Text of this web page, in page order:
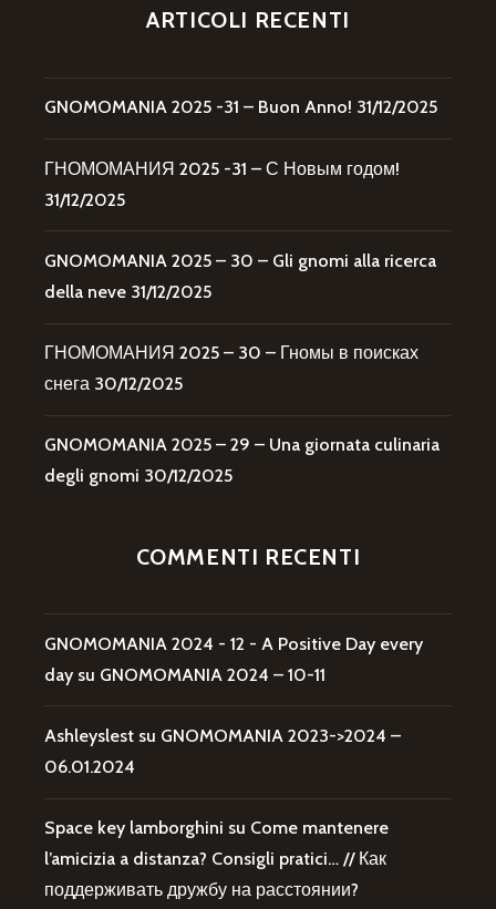
ARTICOLI RECENTI
GNOMOMANIA 2025 -31 – Buon Anno! 31/12/2025
ГНОМОМАНИЯ 2025 -31 – С Новым годом!
31/12/2025
GNOMOMANIA 2025 – 30 – Gli gnomi alla ricerca
della neve 31/12/2025
ГНОМОМАНИЯ 2025 – 30 – Гномы в поисках
снега 30/12/2025
GNOMOMANIA 2025 – 29 – Una giornata culinaria
degli gnomi 30/12/2025
COMMENTI RECENTI
GNOMOMANIA 2024 - 12 - A Positive Day every
day su GNOMOMANIA 2024 – 10-11
Ashleyslest su GNOMOMANIA 2023->2024 –
06.01.2024
Space key lamborghini su Come mantenere
l’amicizia a distanza? Consigli pratici… // Как
поддерживать дружбу на расстоянии?